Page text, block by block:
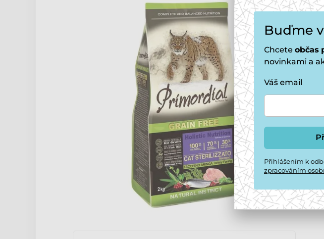
Buďme
Chcete občas
novinkami a
Váš email
Přihlášením k
zpracováním